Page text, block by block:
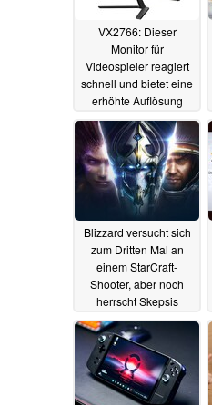
VX2766: Dieser
Monitor für
Videospieler reagiert
schnell und bietet eine
erhöhte Auflösung
14.10.2024
Blizzard versucht sich
zum Dritten Mal an
einem StarCraft-
Shooter, aber noch
herrscht Skepsis
27.09.2024